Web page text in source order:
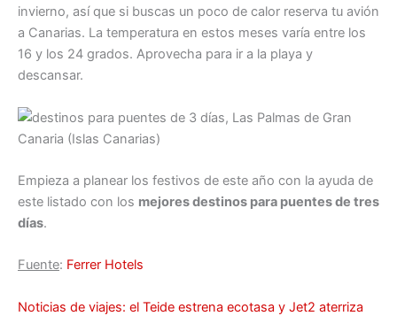
invierno, así que si buscas un poco de calor reserva tu avión
a Canarias. La temperatura en estos meses varía entre los
16 y los 24 grados. Aprovecha para ir a la playa y
descansar.
Empieza a planear los festivos de este año con la ayuda de
este listado con los mejores destinos para puentes de tres
días.
Fuente: Ferrer Hotels
Noticias de viajes: el Teide estrena ecotasa y Jet2 aterriza